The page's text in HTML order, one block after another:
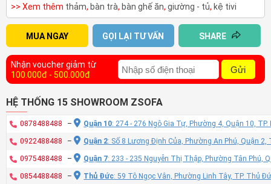
>> Xem thêm thảm, bàn trà, bàn ghế ăn, giường - tủ, kệ tivi
MUA NGAY GỌI LẠI TƯ VẤN SHARE
Nhận voucher giảm từ
100.000đ - 500.000đ
Gửi
HỆ THỐNG 15 SHOWROOM ZSOFA
0878488488 – Quận 10: 274 - 276 Ngô Gia Tự, Phường 4, Quận 10, TP.
0922488488 – Quận 2: Số 8 Lương Định Của, Phường An Phú, Quận 2,
0975488488 – Quận 7: 233 - 235 Nguyễn Thị Thập, Phường Tân Phú,
0854488488 – Thủ Đức: 59 Tô Ngọc Vân, Phường Linh Tây, TP. Thủ